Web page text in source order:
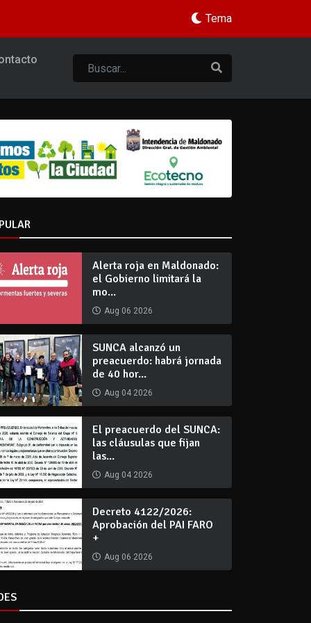
Tema
Alerta roja en Maldonado:
el Gobierno limitará la
mo...
Aug 06 2026
SUNCA alcanzó un
preacuerdo: habrá jornada
de 40 hor...
Aug 04 2026
El preacuerdo del SUNCA:
las cláusulas que fijan
las...
Aug 04 2026
Decreto 4122/2026:
Aprobación del PAI FARO
+
Aug 06 2026